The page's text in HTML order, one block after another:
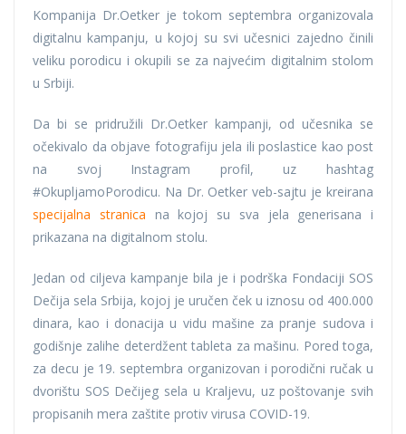
Kompanija Dr.Oetker je tokom septembra organizovala
digitalnu kampanju, u kojoj su svi učesnici zajedno činili
veliku porodicu i okupili se za najvećim digitalnim stolom
u Srbiji.
Da bi se pridružili Dr.Oetker kampanji, od učesnika se
očekivalo da objave fotografiju jela ili poslastice kao post
na svoj Instagram profil, uz hashtag
#OkupljamoPorodicu. Na Dr. Oetker veb-sajtu je kreirana
specijalna stranica na kojoj su sva jela generisana i
prikazana na digitalnom stolu.
Jedan od ciljeva kampanje bila je i podrška Fondaciji SOS
Dečija sela Srbija, kojoj je uručen ček u iznosu od 400.000
dinara, kao i donacija u vidu mašine za pranje sudova i
godišnje zalihe deterdžent tableta za mašinu. Pored toga,
za decu je 19. septembra organizovan i porodični ručak u
dvorištu SOS Dečijeg sela u Kraljevu, uz poštovanje svih
propisanih mera zaštite protiv virusa COVID-19.